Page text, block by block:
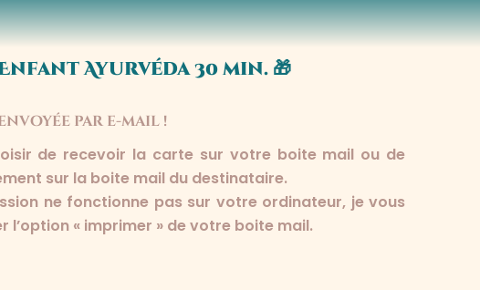
Ayurvéda 30 min. 🎁
par e-mail !
de recevoir la carte sur votre boite mail ou de
sur la boite mail du destinataire.
ne fonctionne pas sur votre ordinateur, je vous
l’option « imprimer » de votre boite mail.